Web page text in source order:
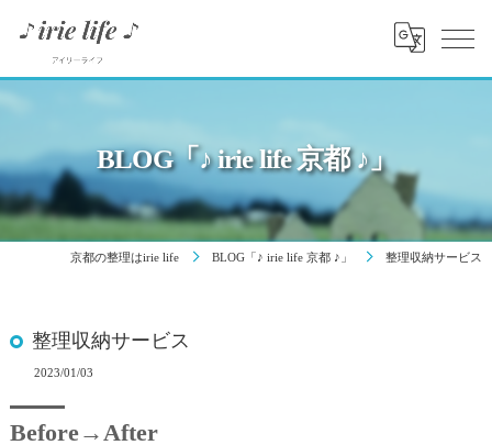
BLOG「♪ irie life 京都 ♪」
京都の整理はirie life BLOG「♪ irie life 京都 ♪」 整理収納サービス
整理収納サービス
2023/01/03
Before→After